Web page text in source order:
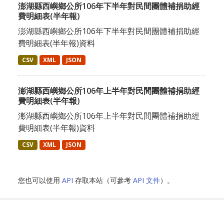
澎湖縣西嶼鄉公所106年下半年對民間團體補捐助經
費明細表(半年報)
澎湖縣西嶼鄉公所106年下半年對民間團體補捐助經
費明細表(半年報)資料
CSV XML JSON
澎湖縣西嶼鄉公所106年上半年對民間團體補捐助經
費明細表(半年報)
澎湖縣西嶼鄉公所106年上半年對民間團體補捐助經
費明細表(半年報)資料
CSV XML JSON
您也可以使用 API 存取本站（可參考 API 文件）。